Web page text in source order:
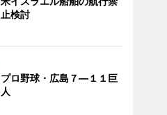
止検討
プロ野球・広島７―１１巨
人